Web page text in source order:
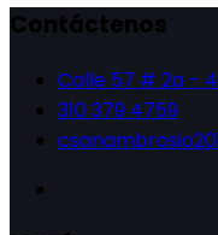
Contáctenos
Calle 57 # 2a -
310 379 4759